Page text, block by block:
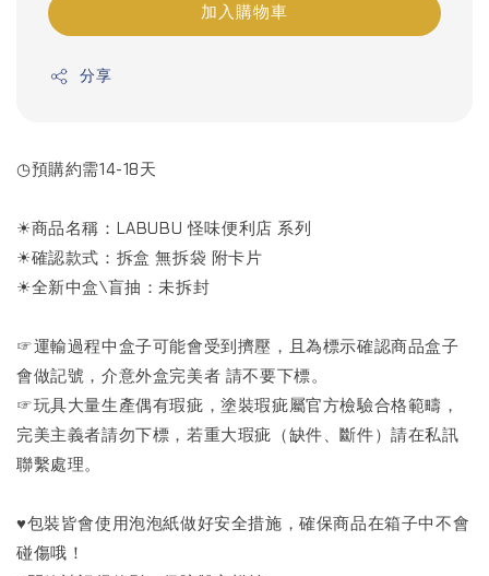
加入購物車
分享
◷預購約需14-18天
☀商品名稱：LABUBU 怪味便利店 系列
☀確認款式：拆盒 無拆袋 附卡片
☀全新中盒\盲抽：未拆封
☞運輸過程中盒子可能會受到擠壓，且為標示確認商品盒子
會做記號，介意外盒完美者 請不要下標。
☞玩具大量生產偶有瑕疵，塗裝瑕疵屬官方檢驗合格範疇，
完美主義者請勿下標，若重大瑕疵（缺件、斷件）請在私訊
聯繫處理。
♥包裝皆會使用泡泡紙做好安全措施，確保商品在箱子中不會
碰傷哦！